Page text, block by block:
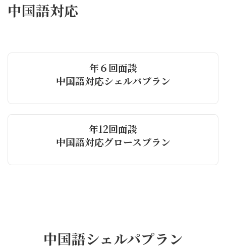
中国語対応
年６回面談
中国語対応シェルパプラン
年12回面談
中国語対応グロースプラン
中国語シェルパプラン